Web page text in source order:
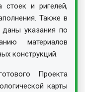
стоек и ригелей,
Также в
даны указания по
материалов
конструкций.
Проекта
карты